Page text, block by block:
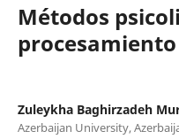
Métodos
Zuleykha Baghirzadeh
Azerbaijan University,